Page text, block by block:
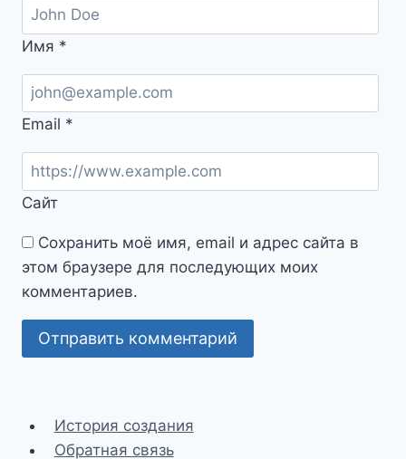
Имя *
Email *
Сайт
Сохранить моё имя, email и адрес сайта в
этом браузере для последующих моих
комментариев.
История создания
Обратная связь